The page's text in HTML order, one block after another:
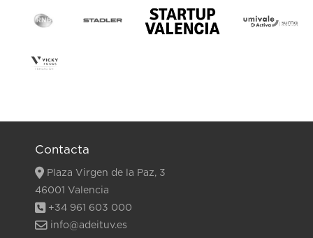
Contacta
Plaza Virgen de la Paz, 3
46001 Valencia
+34 961 603 000
info@adeituv.es